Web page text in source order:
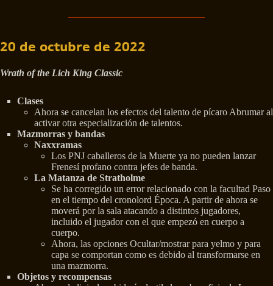
20 de octubre de 2022
Wrath of the Lich King Classic
Clases
Ahora se cancelan los efectos del talento de pícaro Abrumar al
activar otra especialización de talentos.
Mazmorras y bandas
Naxxramas
Los PNJ caballeros de la Muerte ya no pueden lanzar
Frenesí profano contra jefes de banda.
La Matanza de Stratholme
Se ha corregido un error relacionado con la facultad Paso
en el tiempo del cronolord Época. A partir de ahora se
moverá por la sala atacando a distintos jugadores,
incluido el jugador con el que empezó en cuerpo a
cuerpo.
Ahora, las opciones Ocultar/mostrar para yelmo y para
capa se comportan como es debido al transformarse en
una mazmorra.
Objetos y recompensas